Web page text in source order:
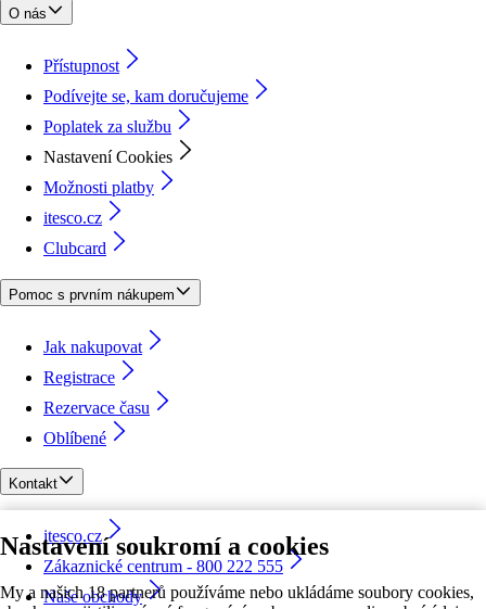
Nastavení soukromí a cookies
My a našich 18 partnerů používáme nebo ukládáme soubory cookies,
O nás
Přístupnost
Podívejte se, kam doručujeme
Poplatek za službu
Nastavení Cookies
Možnosti platby
itesco.cz
Clubcard
Pomoc s prvním nákupem
Jak nakupovat
Registrace
Rezervace času
Oblíbené
Kontakt
itesco.cz
Zákaznické centrum - 800 222 555
Naše obchody